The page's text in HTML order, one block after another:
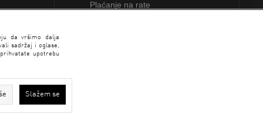
da vršimo dalja
sadržaj i oglase,
upotrebu
Slažem se
Plaćanje na rate